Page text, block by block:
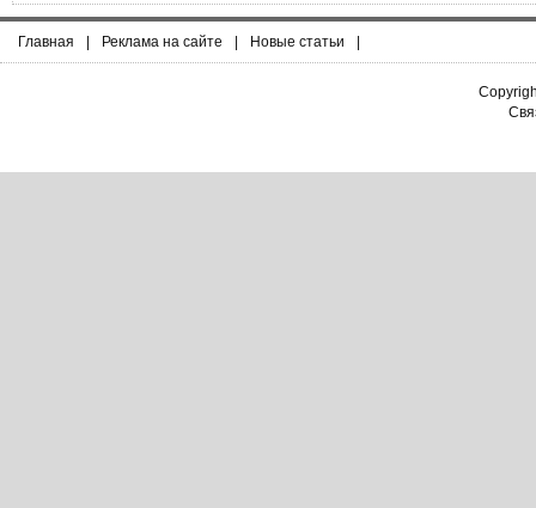
Главная | Реклама на сайте | Новые статьи |